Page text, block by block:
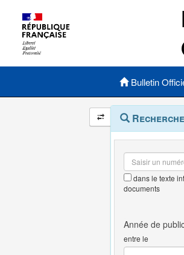
Menu principal
Bulletin
Navigation
et
outils
annexes
Menu
contextuel
Recherche
dans le texte
documents
entre le